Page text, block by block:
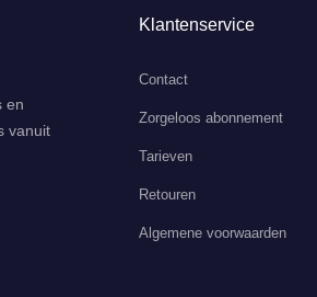
en
vanuit
Klantenservice
Contact
Zorgeloos abonnement
Tarieven
Retouren
Algemene voorwaarden